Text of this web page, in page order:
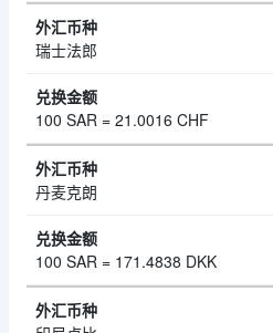
瑞士法郎
100 SAR = 21.0016 CHF
丹麦克朗
100 SAR = 171.4838 DKK